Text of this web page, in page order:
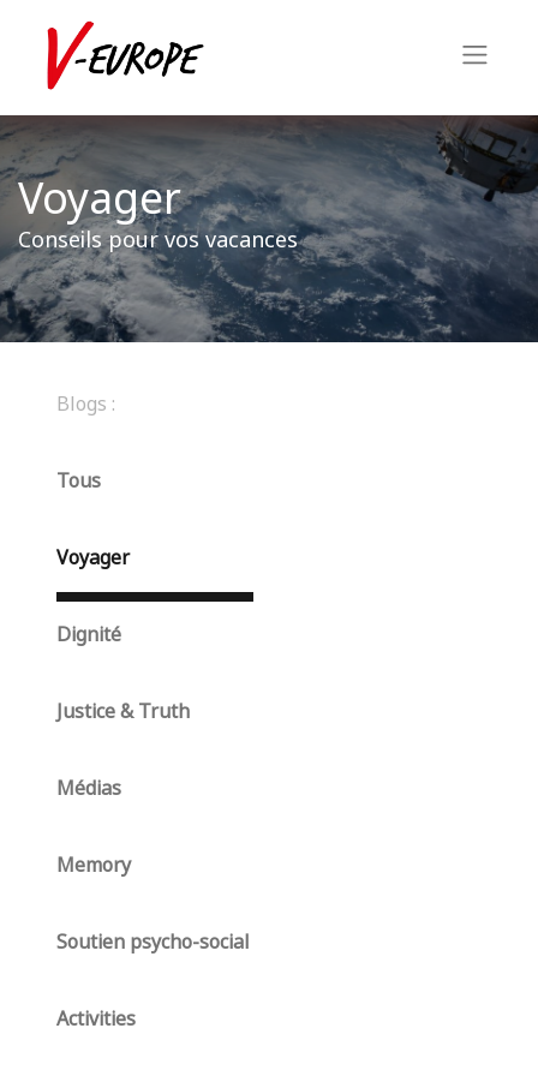
Voyager
Conseils pour vos vacances
Blogs :
Tous
Voyager
Dignité
Justice & Truth
Médias
Memory
Soutien psycho-social
Activities